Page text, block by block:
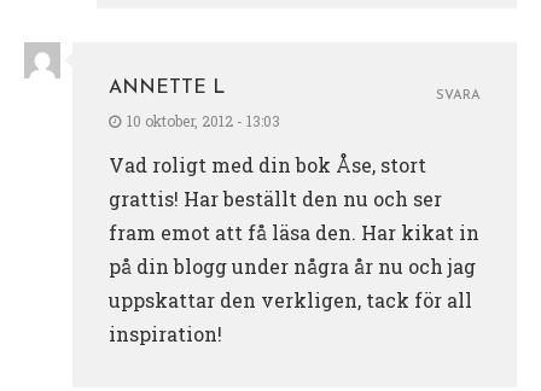
ANNETTE L
10 oktober, 2012 - 13:03
Vad roligt med din bok Åse, stort
grattis! Har beställt den nu och ser
fram emot att få läsa den. Har kikat in
på din blogg under några år nu och jag
uppskattar den verkligen, tack för all
inspiration!
SVARA